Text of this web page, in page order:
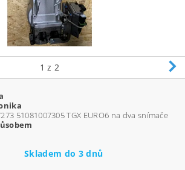
1 z 2
51081007305 TGX EURO6 na dva snímače
Skladem do 3 dnů